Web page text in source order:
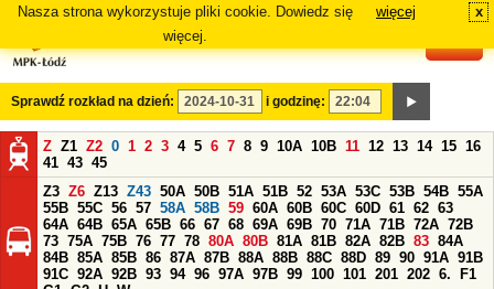
Nasza strona wykorzystuje pliki cookie. Dowiedz się
więcej.
więcej x
Sprawdź rozkład na dzień: i godzinę:
Z Z1 Z2 0 1 2 3 4 5 6 7 8 9 10A 10B 11 12 13 14 15 16
41 43 45
Z3 Z6 Z13 Z43 50A 50B 51A 51B 52 53A 53C 53B 54B 55A
55B 55C 56 57 58A 58B 59 60A 60B 60C 60D 61 62 63
64A 64B 65A 65B 66 67 68 69A 69B 70 71A 71B 72A 72B
73 75A 75B 76 77 78 80A 80B 81A 81B 82A 82B 83 84A
84B 85A 85B 86 87A 87B 88A 88B 88C 88D 89 90 91A 91B
91C 92A 92B 93 94 96 97A 97B 99 100 101 201 202 6.
F1